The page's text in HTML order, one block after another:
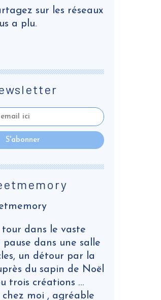
dans le vaste
pause dans une salle
un détour par la
du sapin de Noël
trois créations …
chez moi , agréable
sur les réseaux
a plu.